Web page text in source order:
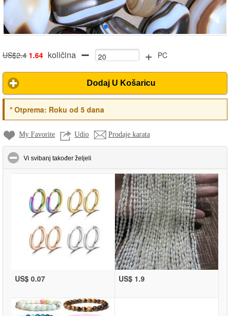
US$2.4 1.64 količina + PC
Dodaj U Košaricu
*Otprema: Roku od 5 dana
My Favorite Udio Prodaje karata
Vi svibanj također željeli
US$ 0.07 US$ 1.9